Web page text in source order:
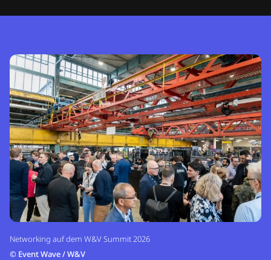
Networking auf dem W&V Summit 2026
© Event Wave / W&V